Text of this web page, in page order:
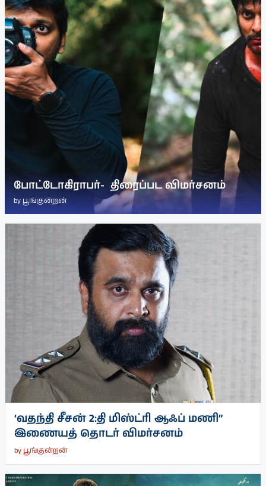
போட்டோகிராபர்- ‌ திரைப்பட விமர்சனம்
by பூங்குன்றன்
‘வதந்தி சீசன் 2:தி மிஸ்ட்ரி ஆஃப் மணி”
இணையத் தொடர் விமர்சனம்
by பூங்குன்றன்